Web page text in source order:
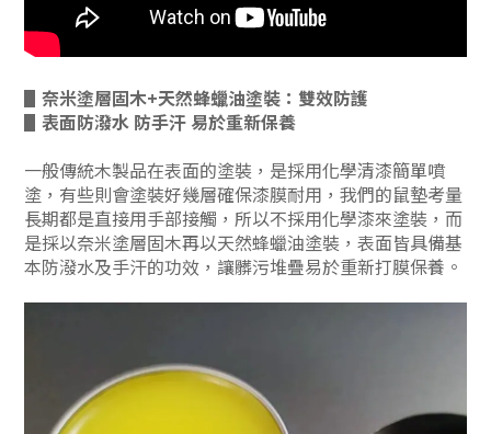
▋奈米塗層固木+天然蜂蠟油塗裝：雙效防護
▋表面防潑水 防手汗 易於重新保養
一般傳統木製品在表面的塗裝，是採用化學清漆簡單噴
塗，有些則會塗裝好幾層確保漆膜耐用，我們的鼠墊考量
長期都是直接用手部接觸，所以不採用化學漆來塗裝，而
是採以奈米塗層固木再以天然蜂蠟油塗裝，表面皆具備基
本防潑水及手汗的功效，讓髒污堆疊易於重新打膜保養。